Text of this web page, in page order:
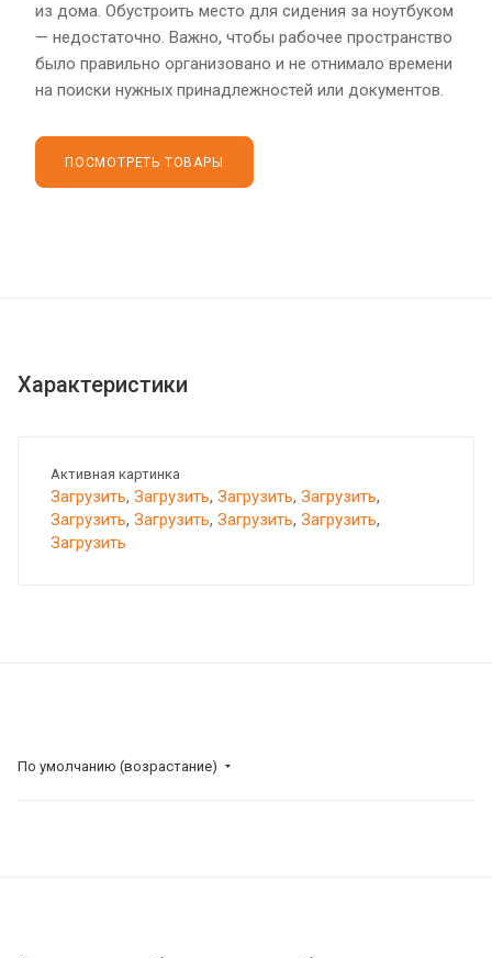
из дома. Обустроить место для сидения за ноутбуком
— недостаточно. Важно, чтобы рабочее пространство
было правильно организовано и не отнимало времени
на поиски нужных принадлежностей или документов.
ПОСМОТРЕТЬ ТОВАРЫ
Характеристики
Активная картинка
Загрузить, Загрузить, Загрузить, Загрузить,
Загрузить, Загрузить, Загрузить, Загрузить,
Загрузить
По умолчанию (возрастание)